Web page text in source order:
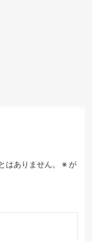
ありません。 ※ が